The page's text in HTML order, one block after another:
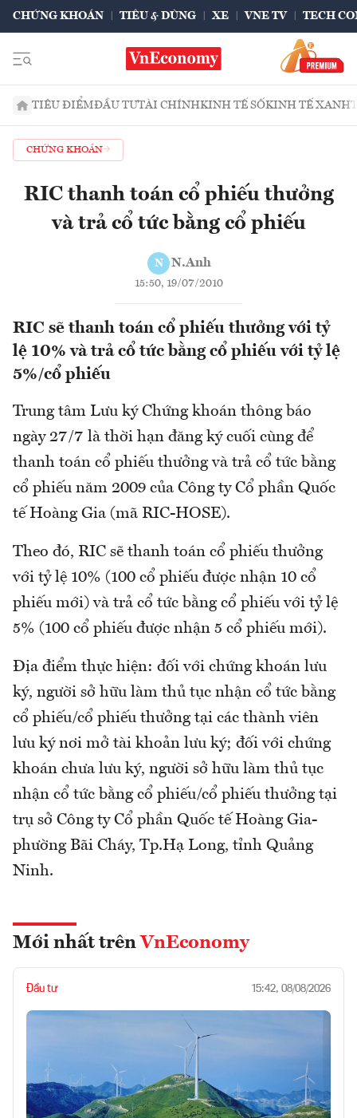
CHỨNG KHOÁN TIÊU & DÙNG XE VNE TV TECH
TIÊU ĐIỂMĐẦU TƯTÀI CHÍNHKINH TẾ SỐKINH TẾ XANH
CHỨNG KHOÁN
RIC thanh toán cổ phiếu thưởng
và trả cổ tức bằng cổ phiếu
N N.Anh
15:50, 19/07/2010
RIC sẽ thanh toán cổ phiếu thưởng với tỷ
lệ 10% và trả cổ tức bằng cổ phiếu với tỷ lệ
5%/cổ phiếu
Trung tâm Lưu ký Chứng khoán thông báo
ngày 27/7 là thời hạn đăng ký cuối cùng để
thanh toán cổ phiếu thưởng và trả cổ tức bằng
cổ phiếu năm 2009 của Công ty Cổ phần Quốc
tế Hoàng Gia (mã RIC-HOSE).
Theo đó, RIC sẽ thanh toán cổ phiếu thưởng
với tỷ lệ 10% (100 cổ phiếu được nhận 10 cổ
phiếu mới) và trả cổ tức bằng cổ phiếu với tỷ lệ
5% (100 cổ phiếu được nhận 5 cổ phiếu mới).
Địa điểm thực hiện: đối với chứng khoán lưu
ký, người sở hữu làm thủ tục nhận cổ tức bằng
cổ phiếu/cổ phiếu thưởng tại các thành viên
lưu ký nơi mở tài khoản lưu ký; đối với chứng
khoán chưa lưu ký, người sở hữu làm thủ tục
nhận cổ tức bằng cổ phiếu/cổ phiếu thưởng tại
trụ sở Công ty Cổ phần Quốc tế Hoàng Gia-
phường Bãi Cháy, Tp.Hạ Long, tỉnh Quảng
Ninh.
Mới nhất trên VnEconomy
Đầu tư 15:42, 08/08/2026